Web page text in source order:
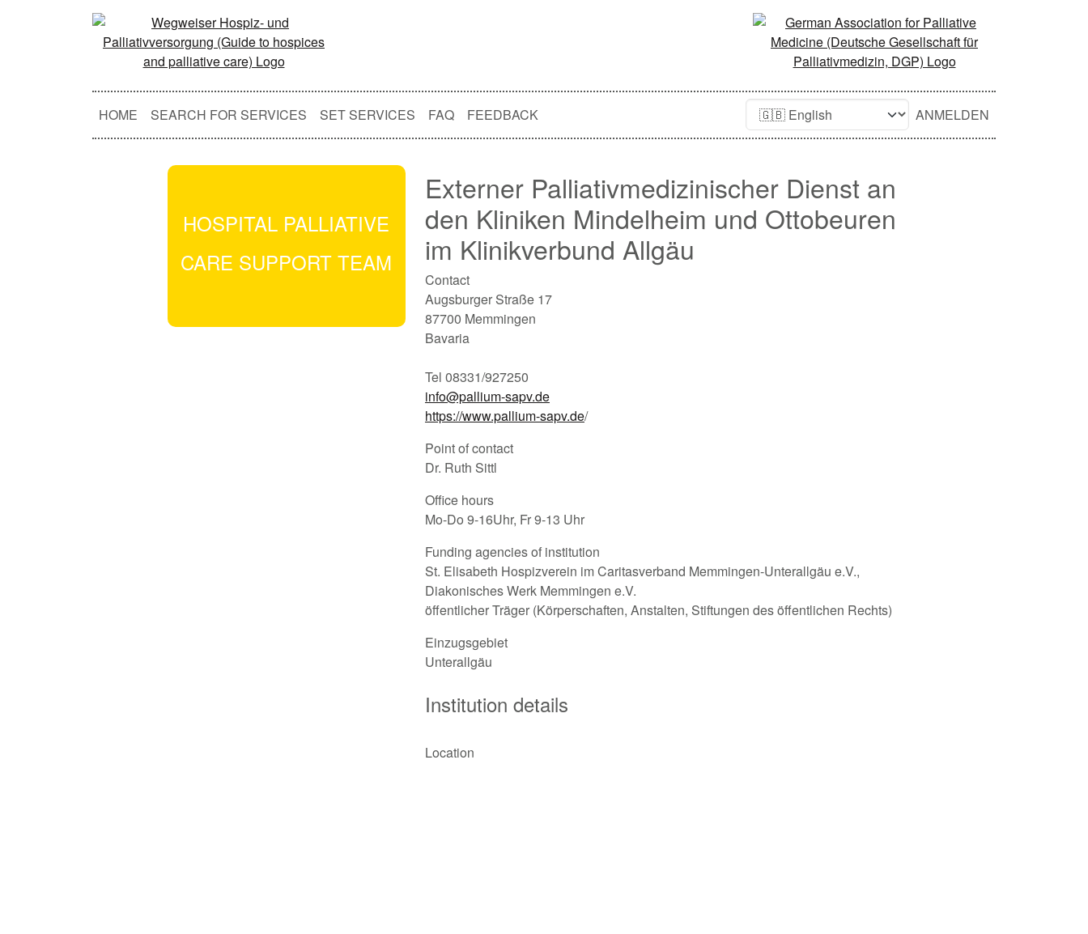
HOME SEARCH FOR SERVICES SET SERVICES FAQ FEEDBACK ANMELDEN
HOSPITAL PALLIATIVE
CARE SUPPORT TEAM
Externer Palliativmedizinischer Dienst an
den Kliniken Mindelheim und Ottobeuren
im Klinikverbund Allgäu
Contact
Augsburger Straße 17
87700 Memmingen
Bavaria
Tel 08331/927250
info@pallium-sapv.de
https://www.pallium-sapv.de/
Point of contact
Dr. Ruth Sittl
Office hours
Mo-Do 9-16Uhr, Fr 9-13 Uhr
Funding agencies of institution
St. Elisabeth Hospizverein im Caritasverband Memmingen-Unterallgäu e.V.,
Diakonisches Werk Memmingen e.V.
öffentlicher Träger (Körperschaften, Anstalten, Stiftungen des öffentlichen Rechts)
Einzugsgebiet
Unterallgäu
Institution details
Location